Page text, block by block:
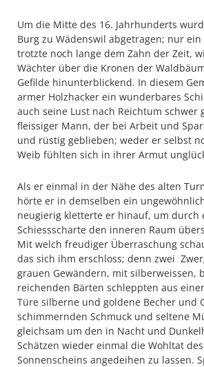
Um die Mitte des 16. Jahrhunderts
Burg zu Wädenswil abgetragen; nur
trotzte noch lange dem Zahn der Zeit,
Wächter über die Kronen der
Gefilde hinunterblickend. In diesem
armer Holzhacker ein wunderbares
auch seine Lust nach Reichtum schwer
fleissiger Mann, der bei Arbeit und
und rüstig geblieben; weder er selbst
Weib fühlten sich in ihrer Armut
Als er einmal in der Nähe des alten
hörte er in demselben ein
neugierig kletterte er hinauf, um durch
Schiessscharte den inneren Raum
Mit welch freudiger Überraschung
das sich ihm erschloss; denn zwei
grauen Gewändern, mit silberweissen,
reichenden Bärten schleppten aus
Türe silberne und goldene Becher und
schimmernden Schmuck und seltene
gleichsam um den in Nacht und
Schätzen wieder einmal die Wohltat
Sonnenscheins angedeihen zu lassen.